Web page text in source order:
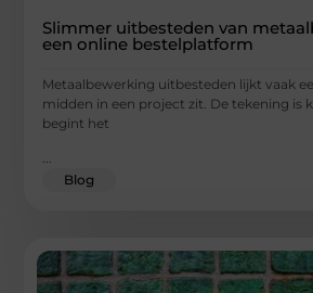
Slimmer uitbesteden van
een online bestelplatform
Metaalbewerking uitbesteden lijkt vaak
midden in een project zit. De tekening is
begint het
...
Blog